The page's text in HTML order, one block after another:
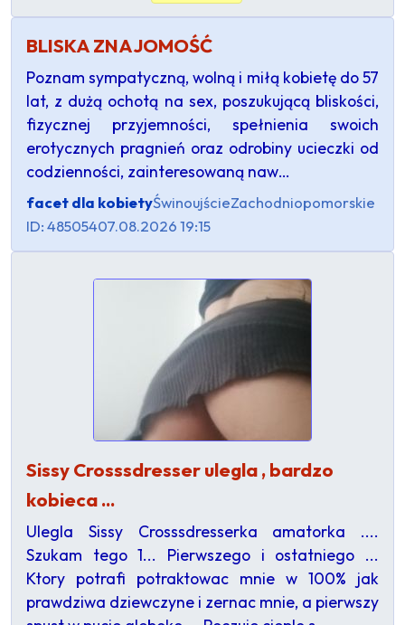
BLISKA ZNAJOMOŚĆ
​Poznam sympatyczną, wolną i miłą kobietę do 57
lat, z dużą ochotą na sex, poszukującą bliskości,
fizycznej przyjemności, spełnienia swoich
erotycznych pragnień oraz odrobiny ucieczki od
codzienności, zainteresowaną naw…
facet dla kobietyŚwinoujścieZachodniopomorskie
ID: 48505407.08.2026 19:15
Sissy Crosssdresser ulegla , bardzo
kobieca ...
Ulegla Sissy Crosssdresserka amatorka ....
Szukam tego 1... Pierwszego i ostatniego ...
Ktory potrafi potraktowac mnie w 100% jak
prawdziwa dziewczyne i zernac mnie, a pierwszy